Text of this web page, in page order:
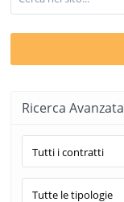
Ricerca Avanzata
Tutti i contratti
Tutte le tipologie